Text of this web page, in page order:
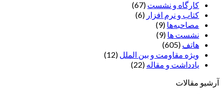
کارگاه و نشست (67)
کتاب و نرم افزار (6)
مصاحبه‌ها (9)
نشست ها (9)
هاتف (605)
ویژه مقاومت و بین الملل (12)
یادداشت‌ و مقاله (22)
آرشیو مقالات